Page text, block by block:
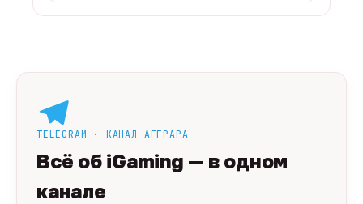
TELEGRAM · КАНАЛ AFFPAPA
Всё об iGaming — в одном
канале